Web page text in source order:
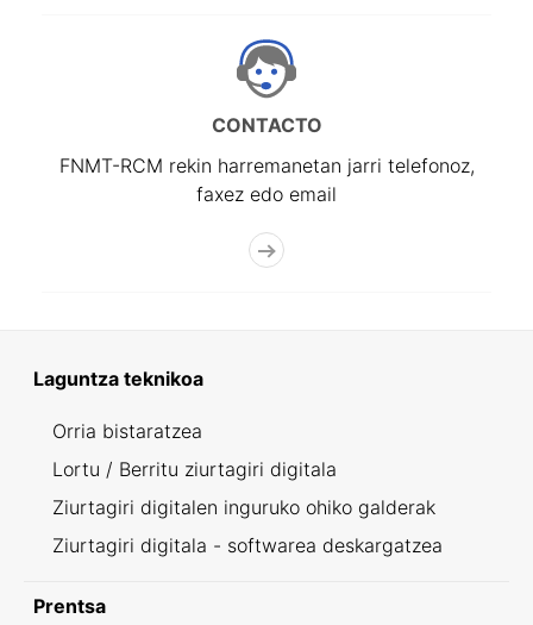
CONTACTO
FNMT-RCM rekin harremanetan jarri telefonoz,
faxez edo email
Laguntza teknikoa
Orria bistaratzea
Lortu / Berritu ziurtagiri digitala
Ziurtagiri digitalen inguruko ohiko galderak
Ziurtagiri digitala - softwarea deskargatzea
Prentsa